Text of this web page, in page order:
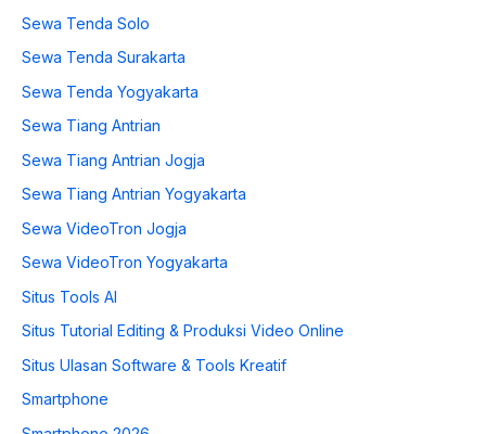
Sewa Tenda Solo
Sewa Tenda Surakarta
Sewa Tenda Yogyakarta
Sewa Tiang Antrian
Sewa Tiang Antrian Jogja
Sewa Tiang Antrian Yogyakarta
Sewa VideoTron Jogja
Sewa VideoTron Yogyakarta
Situs Tools AI
Situs Tutorial Editing & Produksi Video Online
Situs Ulasan Software & Tools Kreatif
Smartphone